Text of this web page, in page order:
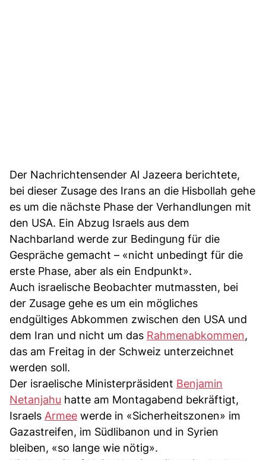
Der Nachrichtensender Al Jazeera berichtete,
bei dieser Zusage des Irans an die Hisbollah gehe
es um die nächste Phase der Verhandlungen mit
den USA. Ein Abzug Israels aus dem
Nachbarland werde zur Bedingung für die
Gespräche gemacht – «nicht unbedingt für die
erste Phase, aber als ein Endpunkt».
Auch israelische Beobachter mutmassten, bei
der Zusage gehe es um ein mögliches
endgültiges Abkommen zwischen den USA und
dem Iran und nicht um das Rahmenabkommen,
das am Freitag in der Schweiz unterzeichnet
werden soll.
Der israelische Ministerpräsident Benjamin
Netanjahu hatte am Montagabend bekräftigt,
Israels Armee werde in «Sicherheitszonen» im
Gazastreifen, im Südlibanon und in Syrien
bleiben, «so lange wie nötig».